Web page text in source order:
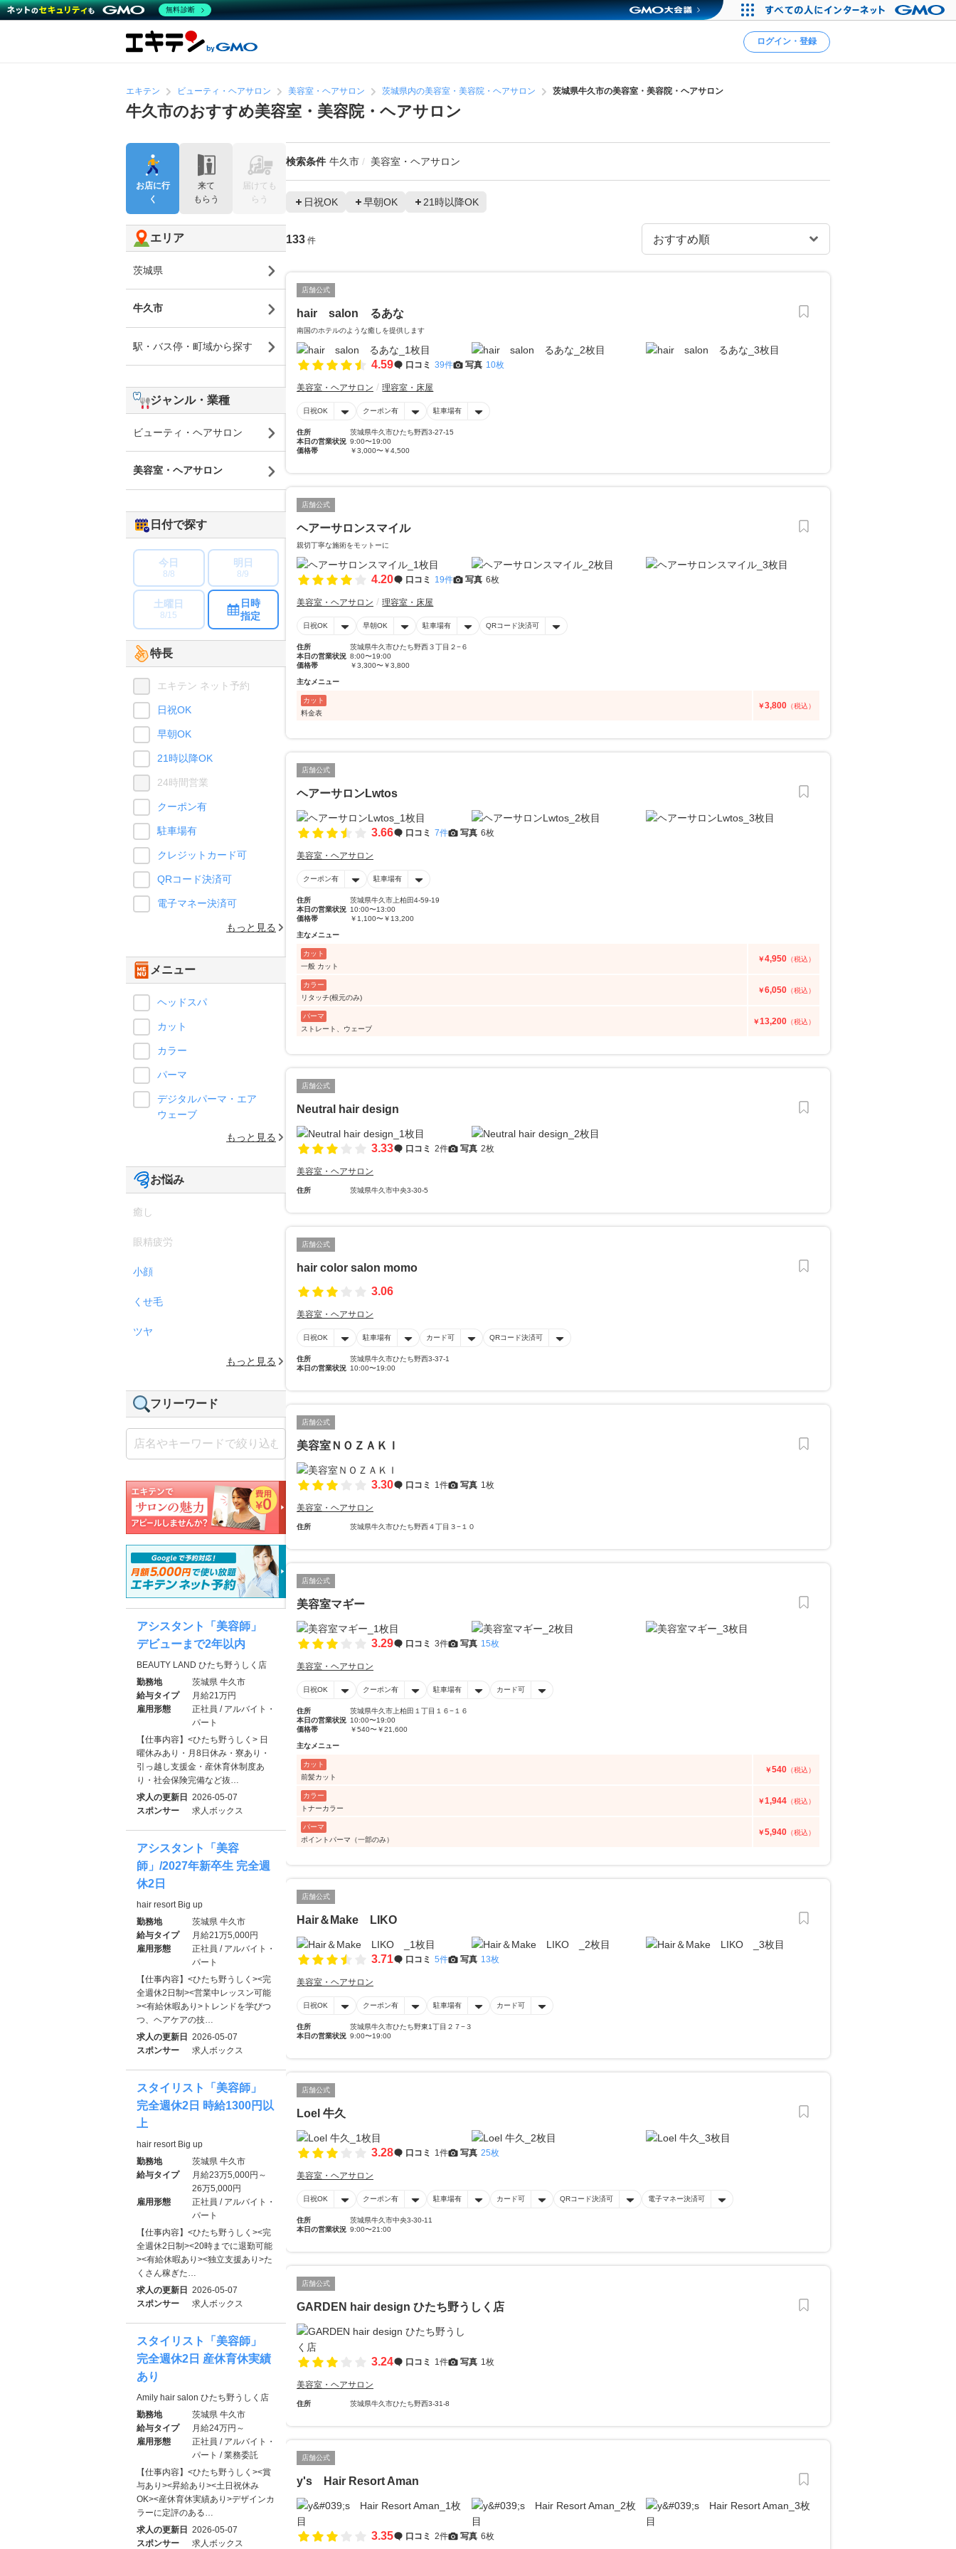
ログイン・登録
エキテン ビューティ・ヘアサロン 美容室・ヘアサロン 茨城県内の美容室・美容院・ヘアサロン 茨城県牛久市の美容室・美容院・ヘアサロン
牛久市のおすすめ美容室・美容院・ヘアサロン
検索条件 牛久市 美容室・ヘアサロン
日祝OK 早朝OK 21時以降OK
133 件
店舗公式
hair salon るあな
南国のホテルのような癒しを提供します
4.59 口コミ 39件 写真 10枚
美容室・ヘアサロン 理容室・床屋
日祝OK クーポン有 駐車場有
住所
茨城県牛久市ひたち野西3-27-15
本日の営業状況 9:00〜19:00
価格帯
￥3,000〜￥4,500
店舗公式
ヘアーサロンスマイル
親切丁寧な施術をモットーに
4.20 口コミ 19件 写真 6枚
美容室・ヘアサロン 理容室・床屋
日祝OK 早朝OK 駐車場有 QRコード決済可
住所
茨城県牛久市ひたち野西３丁目２−６
本日の営業状況 8:00〜19:00
価格帯
￥3,300〜￥3,800
主なメニュー
カット
料金表
￥3,800 （税込）
店舗公式
ヘアーサロンLwtos
3.66 口コミ 7件 写真 6枚
美容室・ヘアサロン
クーポン有 駐車場有
住所
茨城県牛久市上柏田4-59-19
本日の営業状況 10:00〜13:00
価格帯
￥1,100〜￥13,200
主なメニュー
カット
一般 カット
￥4,950 （税込）
カラー
リタッチ(根元のみ)
￥6,050 （税込）
パーマ
ストレート、ウェーブ
￥13,200 （税込）
店舗公式
Neutral hair design
3.33 口コミ 2件 写真 2枚
美容室・ヘアサロン
住所 茨城県牛久市中央3-30-5
店舗公式
hair color salon momo
3.06
美容室・ヘアサロン
日祝OK 駐車場有 カード可 QRコード決済可
住所
茨城県牛久市ひたち野西3-37-1
本日の営業状況 10:00〜19:00
店舗公式
美容室ＮＯＺＡＫＩ
3.30 口コミ 1件 写真 1枚
美容室・ヘアサロン
住所 茨城県牛久市ひたち野西４丁目３−１０
店舗公式
美容室マギー
3.29 口コミ 3件 写真 15枚
美容室・ヘアサロン
日祝OK クーポン有 駐車場有 カード可
住所
茨城県牛久市上柏田１丁目１６−１６
本日の営業状況 10:00〜19:00
価格帯
￥540〜￥21,600
主なメニュー
カット
前髪カット
￥540 （税込）
カラー
トナーカラー
￥1,944 （税込）
パーマ
ポイントパーマ（一部のみ）
￥5,940 （税込）
店舗公式
Hair＆Make LIKO
3.71 口コミ 5件 写真 13枚
美容室・ヘアサロン
日祝OK クーポン有 駐車場有 カード可
住所
茨城県牛久市ひたち野東1丁目２７−３
本日の営業状況 9:00〜19:00
店舗公式
Loel 牛久
3.28 口コミ 1件 写真 25枚
美容室・ヘアサロン
日祝OK クーポン有 駐車場有 カード可 QRコード決済可 電子マネー決済可
住所
茨城県牛久市中央3-30-11
本日の営業状況 9:00〜21:00
店舗公式
GARDEN hair design ひたち野うしく店
3.24 口コミ 1件 写真 1枚
美容室・ヘアサロン
住所 茨城県牛久市ひたち野西3-31-8
店舗公式
y's Hair Resort Aman
3.35 口コミ 2件 写真 6枚
お店に行
く
来て
もらう
届けても
らう
エリア
茨城県
牛久市
駅・バス停・町域から探す
ジャンル・業種
ビューティ・ヘアサロン
美容室・ヘアサロン
日付で探す
今日
8/8
明日
8/9
土曜日
8/15
日時
指定
特長
エキテン ネット予約
日祝OK
早朝OK
21時以降OK
24時間営業
クーポン有
駐車場有
クレジットカード可
QRコード決済可
電子マネー決済可
もっと見る
メニュー
ヘッドスパ
カット
カラー
パーマ
デジタルパーマ・エア
ウェーブ
もっと見る
お悩み
癒し
眼精疲労
小顔
くせ毛
ツヤ
もっと見る
フリーワード
アシスタント「美容師」
デビューまで2年以内
BEAUTY LAND ひたち野うしく店
勤務地
茨城県 牛久市
給与タイプ
月給21万円
雇用形態
正社員 / アルバイト・
パート
【仕事内容】<ひたち野うしく> 日
曜休みあり・月8日休み・寮あり・
引っ越し支援金・産休育休制度あ
り・社会保険完備など抜…
求人の更新日 2026-05-07
スポンサー
求人ボックス
アシスタント「美容
師」/2027年新卒生 完全週
休2日
hair resort Big up
勤務地
茨城県 牛久市
給与タイプ
月給21万5,000円
雇用形態
正社員 / アルバイト・
パート
【仕事内容】<ひたち野うしく><完
全週休2日制><営業中レッスン可能
><有給休暇あり>トレンドを学びつ
つ、ヘアケアの技…
求人の更新日 2026-05-07
スポンサー
求人ボックス
スタイリスト「美容師」
完全週休2日 時給1300円以
上
hair resort Big up
勤務地
茨城県 牛久市
給与タイプ
月給23万5,000円～
26万5,000円
雇用形態
正社員 / アルバイト・
パート
【仕事内容】<ひたち野うしく><完
全週休2日制><20時までに退勤可能
><有給休暇あり><独立支援あり>た
くさん稼ぎた…
求人の更新日 2026-05-07
スポンサー
求人ボックス
スタイリスト「美容師」
完全週休2日 産休育休実績
あり
Amily hair salon ひたち野うしく店
勤務地
茨城県 牛久市
給与タイプ
月給24万円～
雇用形態
正社員 / アルバイト・
パート / 業務委託
【仕事内容】<ひたち野うしく><賞
与あり><昇給あり><土日祝休み
OK><産休育休実績あり>デザインカ
ラーに定評のある…
求人の更新日 2026-05-07
スポンサー
求人ボックス
無料診断